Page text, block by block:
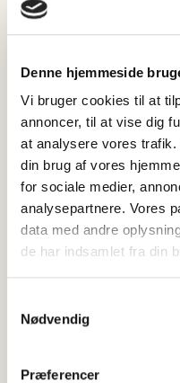
Denne hjemmeside
Vi bruger cookies til at
annoncer, til at vise dig
at analysere vores
din brug af vores
for sociale medier,
analysepartnere. Vores
data med andre
de har indsamlet fra din
Nødvendig
Præferencer
en rigtig god ide at
fx carport, hvis du
Er der fejl og mangler
leveringsadresse eller
tabt som følge heraf,
hos Slagterlampe.dk.
Man kan ikke ønske
ligesom der heller ikke
kontaktet i forbindelse
opmærksom på, at
pakken må stilles.
Jetpak. Det er på